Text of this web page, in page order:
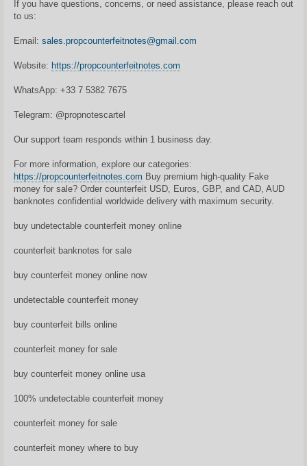
If you have questions, concerns, or need assistance, please reach out
to us:
Email: sales.propcounterfeitnotes@gmail.com
Website: https://propcounterfeitnotes.com
WhatsApp: +33 7 5382 7675
Telegram: @propnotescartel
Our support team responds within 1 business day.
For more information, explore our categories:
https://propcounterfeitnotes.com Buy premium high-quality Fake
money for sale? Order counterfeit USD, Euros, GBP, and CAD, AUD
banknotes confidential worldwide delivery with maximum security.
buy undetectable counterfeit money online
counterfeit banknotes for sale
buy counterfeit money online now
undetectable counterfeit money
buy counterfeit bills online
counterfeit money for sale
buy counterfeit money online usa
100% undetectable counterfeit money
counterfeit money for sale
counterfeit money where to buy